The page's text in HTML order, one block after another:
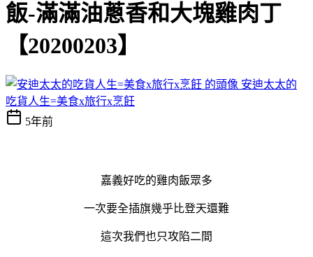
飯-滿滿油蔥香和大塊雞肉丁
【20200203】
安迪太太的
吃貨人生=美食x旅行x烹飪
5年前
嘉義好吃的雞肉飯眾多
一次要全插旗幾乎比登天還難
這次我們也只攻陷二間